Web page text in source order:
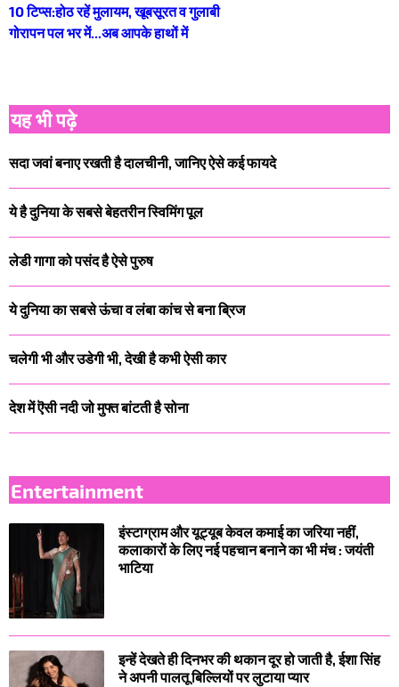
10 टिप्स:होठ रहें मुलायम, खूबसूरत व गुलाबी
गोरापन पल भर में...अब आपके हाथों में
यह भी पढ़े
सदा जवां बनाए रखती है दालचीनी, जानिए ऐसे कई फायदे
ये है दुनिया के सबसे बेहतरीन स्विमिंग पूल
लेडी गागा को पसंद है ऐसे पुरुष
ये दुनिया का सबसे ऊंचा व लंबा कांच से बना ब्रिज
चलेगी भी और उडेगी भी, देखी है कभी ऐसी कार
देश में ऎसी नदी जो मुफ्त बांटती है सोना
Entertainment
इंस्टाग्राम और यूट्यूब केवल कमाई का जरिया नहीं,
कलाकारों के लिए नई पहचान बनाने का भी मंच : जयंती
भाटिया
इन्हें देखते ही दिनभर की थकान दूर हो जाती है, ईशा सिंह
ने अपनी पालतू बिल्लियों पर लुटाया प्यार